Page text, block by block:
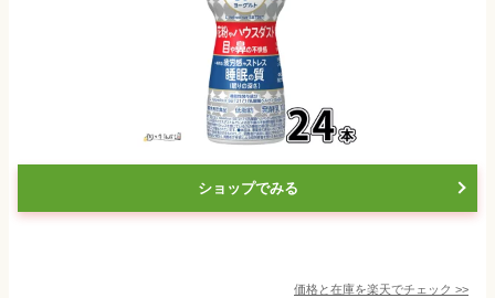
ショップでみる
価格と在庫を楽天でチェック >>